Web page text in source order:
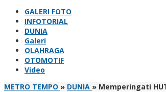
GALERI FOTO
INFOTORIAL
DUNIA
Galeri
OLAHRAGA
OTOMOTIF
Video
METRO TEMPO » DUNIA » Memperingati